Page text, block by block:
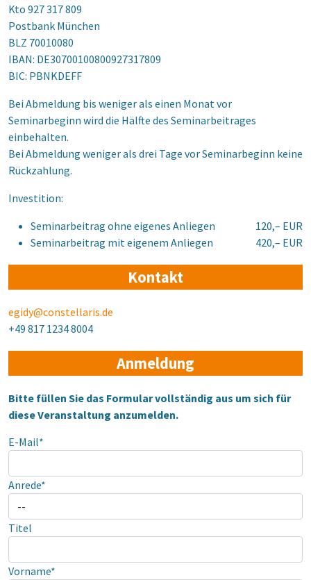
Kto 927 317 809
Postbank München
BLZ 70010080
IBAN: DE30700100800927317809
BIC: PBNKDEFF
Bei Abmeldung bis weniger als einen Monat vor
Seminarbeginn wird die Hälfte des Seminarbeitrages
einbehalten.
Bei Abmeldung weniger als drei Tage vor Seminarbeginn keine
Rückzahlung.
Investition:
Seminarbeitrag ohne eigenes Anliegen
120,– EUR
Seminarbeitrag mit eigenem Anliegen
420,– EUR
Kontakt
egidy@constellaris.de
+49 817 1234 8004
Anmeldung
Bitte füllen Sie das Formular vollständig aus um sich für
diese Veranstaltung anzumelden.
E-Mail*
Anrede*
Titel
Vorname*